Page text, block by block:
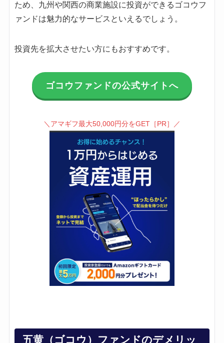
ため、九州や関西の商業施設に投資ができるゴコウフ
ァンドは魅力的なサービスといえるでしょう。
投資先を拡大させたい方にもおすすめです。
ゴコウファンドの公式サイトへ
＼アマギフ最大50,000円分をGET［PR］／
五黄（ゴコウ）ファンドのデメリッ